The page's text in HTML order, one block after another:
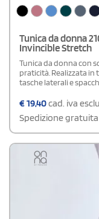
Tunica da donna
Invincible Stretch
Tunica da donna con
praticità. Realizzata
tasche laterali e
€19,40cad. iva
Spedizione gratuita